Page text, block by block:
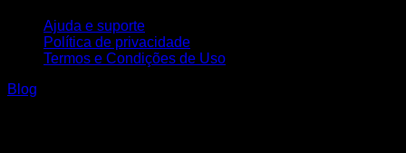
Ajuda e suporte
Política de privacidade
Termos e Condições de Uso
Blog